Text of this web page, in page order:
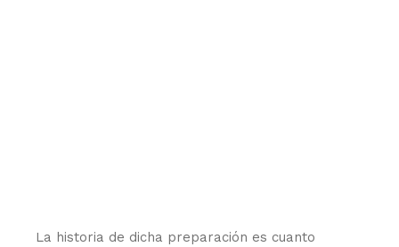
La historia de dicha preparación es cuanto